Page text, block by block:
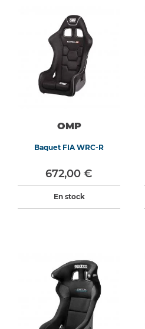
OMP
Baquet FIA WRC-R
672,00 €
En stock